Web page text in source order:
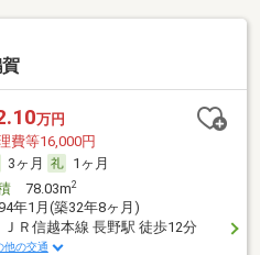
万円
費等16,000円
3ヶ月
1ヶ月
78.03m2
年1月(築32年8ヶ月)
ＪＲ信越本線 長野駅 徒歩12分
他の交通